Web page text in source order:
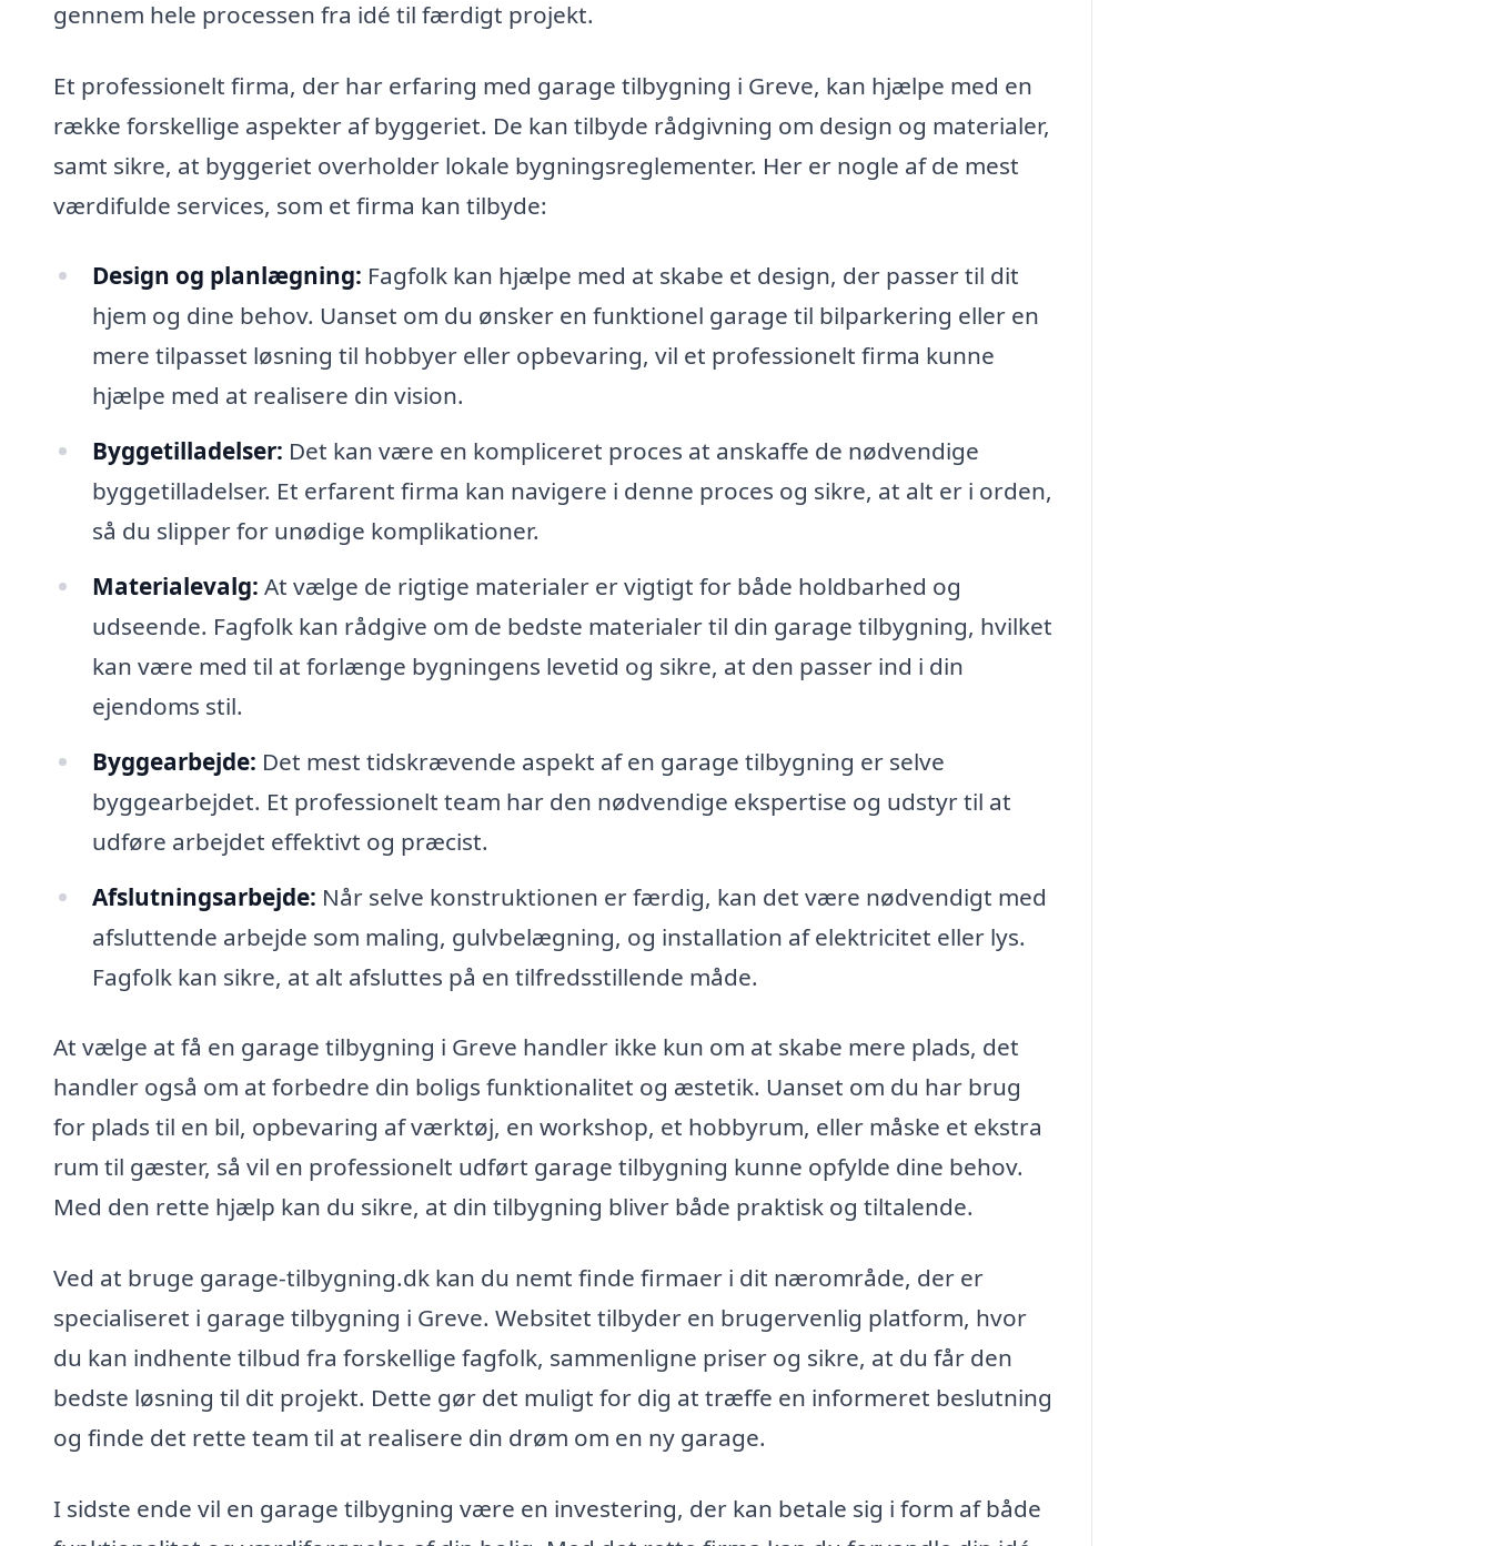
gennem hele processen fra idé til færdigt projekt.
Et professionelt firma, der har erfaring med garage tilbygning i Greve, kan hjælpe med en
række forskellige aspekter af byggeriet. De kan tilbyde rådgivning om design og materialer,
samt sikre, at byggeriet overholder lokale bygningsreglementer. Her er nogle af de mest
værdifulde services, som et firma kan tilbyde:
Design og planlægning: Fagfolk kan hjælpe med at skabe et design, der passer til dit
hjem og dine behov. Uanset om du ønsker en funktionel garage til bilparkering eller en
mere tilpasset løsning til hobbyer eller opbevaring, vil et professionelt firma kunne
hjælpe med at realisere din vision.
Byggetilladelser: Det kan være en kompliceret proces at anskaffe de nødvendige
byggetilladelser. Et erfarent firma kan navigere i denne proces og sikre, at alt er i orden,
så du slipper for unødige komplikationer.
Materialevalg: At vælge de rigtige materialer er vigtigt for både holdbarhed og
udseende. Fagfolk kan rådgive om de bedste materialer til din garage tilbygning, hvilket
kan være med til at forlænge bygningens levetid og sikre, at den passer ind i din
ejendoms stil.
Byggearbejde: Det mest tidskrævende aspekt af en garage tilbygning er selve
byggearbejdet. Et professionelt team har den nødvendige ekspertise og udstyr til at
udføre arbejdet effektivt og præcist.
Afslutningsarbejde: Når selve konstruktionen er færdig, kan det være nødvendigt med
afsluttende arbejde som maling, gulvbelægning, og installation af elektricitet eller lys.
Fagfolk kan sikre, at alt afsluttes på en tilfredsstillende måde.
At vælge at få en garage tilbygning i Greve handler ikke kun om at skabe mere plads, det
handler også om at forbedre din boligs funktionalitet og æstetik. Uanset om du har brug
for plads til en bil, opbevaring af værktøj, en workshop, et hobbyrum, eller måske et ekstra
rum til gæster, så vil en professionelt udført garage tilbygning kunne opfylde dine behov.
Med den rette hjælp kan du sikre, at din tilbygning bliver både praktisk og tiltalende.
Ved at bruge garage-tilbygning.dk kan du nemt finde firmaer i dit nærområde, der er
specialiseret i garage tilbygning i Greve. Websitet tilbyder en brugervenlig platform, hvor
du kan indhente tilbud fra forskellige fagfolk, sammenligne priser og sikre, at du får den
bedste løsning til dit projekt. Dette gør det muligt for dig at træffe en informeret beslutning
og finde det rette team til at realisere din drøm om en ny garage.
I sidste ende vil en garage tilbygning være en investering, der kan betale sig i form af både